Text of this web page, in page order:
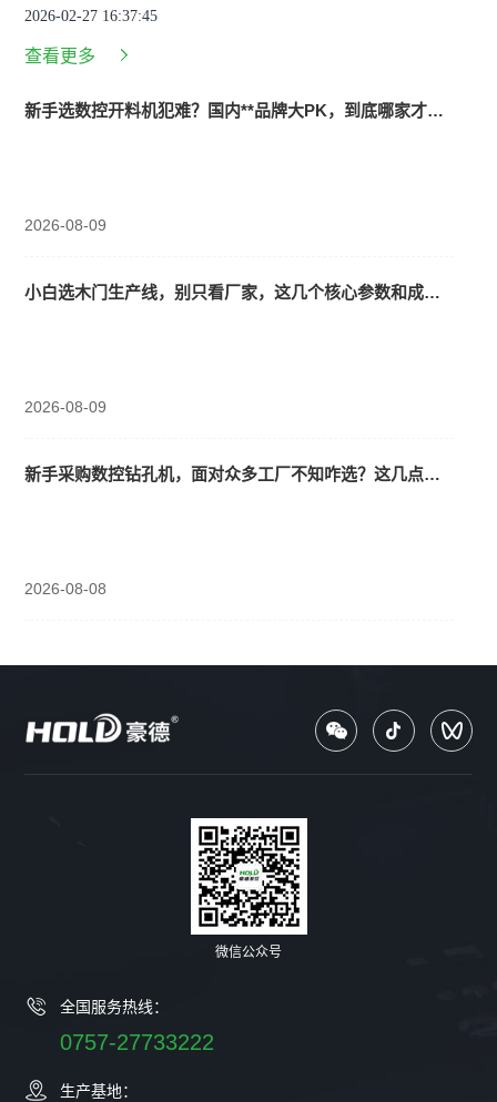
2026-02-27 16:37:45
查看更多
新手选数控开料机犯难？国内**品牌大PK，到底哪家才值得入手？
2026-08-09
小白选木门生产线，别只看厂家，这几个核心参数和成本回报要点才是关键！
2026-08-09
新手采购数控钻孔机，面对众多工厂不知咋选？这几点帮你挑出正规之选
2026-08-08
微信公众号
全国服务热线：
0757-27733222
生产基地：